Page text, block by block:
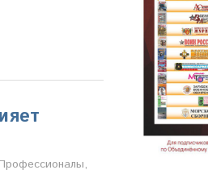
Профессионалы,